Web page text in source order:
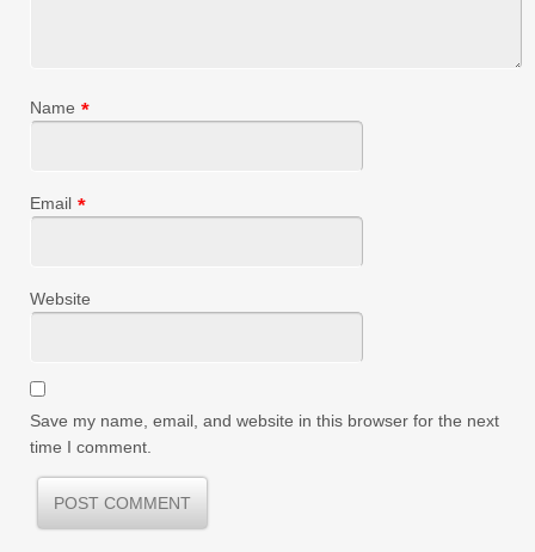
Name *
Email *
Website
Save my name, email, and website in this browser for the next
time I comment.